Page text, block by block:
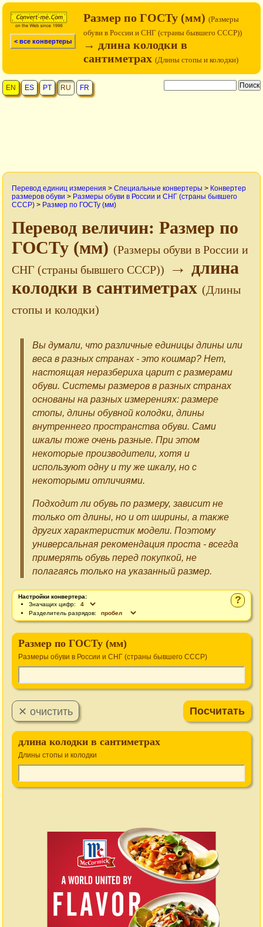
< все конвертеры
Размер по ГОСТу (мм) (Размеры
обуви в России и СНГ (страны бывшего СССР))
→ длина колодки в
сантиметрах (Длины стопы и колодки)
EN ES PT RU FR
Перевод единиц измерения > Специальные конвертеры > Конвертер
размеров обуви > Размеры обуви в России и СНГ (страны бывшего
СССР) > Размер по ГОСТу (мм)
Перевод величин: Размер по
ГОСТу (мм) (Размеры обуви в России и
СНГ (страны бывшего СССР))
→ длина
колодки в сантиметрах (Длины
стопы и колодки)
Вы думали, что различные единицы длины или
веса в разных странах - это кошмар? Нет,
настоящая неразбериха царит с размерами
обуви. Системы размеров в разных странах
основаны на разных измерениях: размере
стопы, длины обувной колодки, длины
внутреннего пространства обуви. Сами
шкалы тоже очень разные. При этом
некоторые производители, хотя и
используют одну и ту же шкалу, но с
некоторыми отличиями.
Подходит ли обувь по размеру, зависит не
только от длины, но и от ширины, а также
других характеристик модели. Поэтому
универсальная рекомендация проста - всегда
примерять обувь перед покупкой, не
полагаясь только на указанный размер.
?
Настройки конвертера:
Значащих цифр:
Разделитель разрядов:
Размер по ГОСТу (мм)
Размеры обуви в России и СНГ (страны бывшего СССР)
длина колодки в сантиметрах
Длины стопы и колодки